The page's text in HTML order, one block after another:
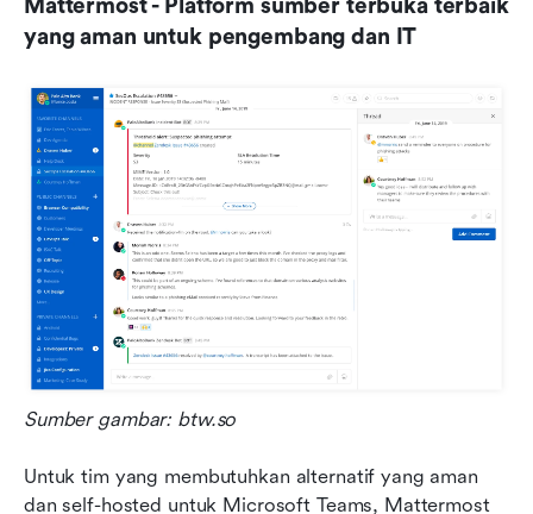
Mattermost - Platform sumber terbuka terbaik
yang aman untuk pengembang dan IT
Sumber gambar: btw.so
Untuk tim yang membutuhkan alternatif yang aman
dan self-hosted untuk Microsoft Teams, Mattermost